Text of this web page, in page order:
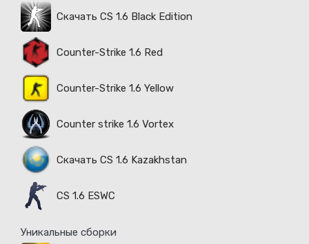
Скачать CS 1.6 Black Edition
Counter-Strike 1.6 Red
Counter-Strike 1.6 Yellow
Counter strike 1.6 Vortex
Скачать CS 1.6 Kazakhstan
CS 1.6 ESWC
Уникальные сборки